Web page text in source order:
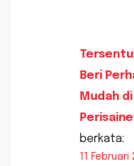
Beri
Mudah
berkata:
11